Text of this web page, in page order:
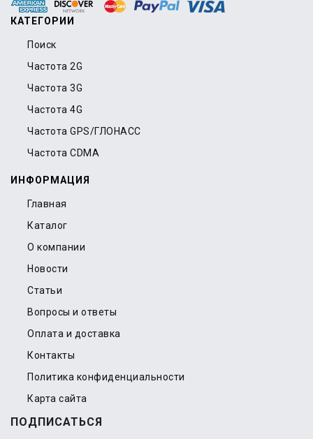
КАТЕГОРИИ
Поиск
Частота 2G
Частота 3G
Частота 4G
Частота GPS/ГЛОНАСС
Частота CDMA
ИНФОРМАЦИЯ
Главная
Каталог
О компании
Новости
Статьи
Вопросы и ответы
Оплата и доставка
Контакты
Политика конфиденциальности
Карта сайта
ПОДПИСАТЬСЯ